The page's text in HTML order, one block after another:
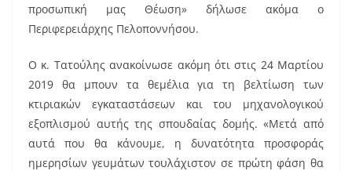
προσωπική μας Θέωση» δήλωσε ακόμα ο
Περιφερειάρχης Πελοποννήσου.
Ο κ. Τατούλης ανακοίνωσε ακόμη ότι στις 24 Μαρτίου
2019 θα μπουν τα θεμέλια για τη βελτίωση των
κτιριακών εγκαταστάσεων και του μηχανολογικού
εξοπλισμού αυτής της σπουδαίας δομής. «Μετά από
αυτά που θα κάνουμε, η δυνατότητα προσφοράς
ημερησίων γευμάτων τουλάχιστον σε πρώτη φάση θα